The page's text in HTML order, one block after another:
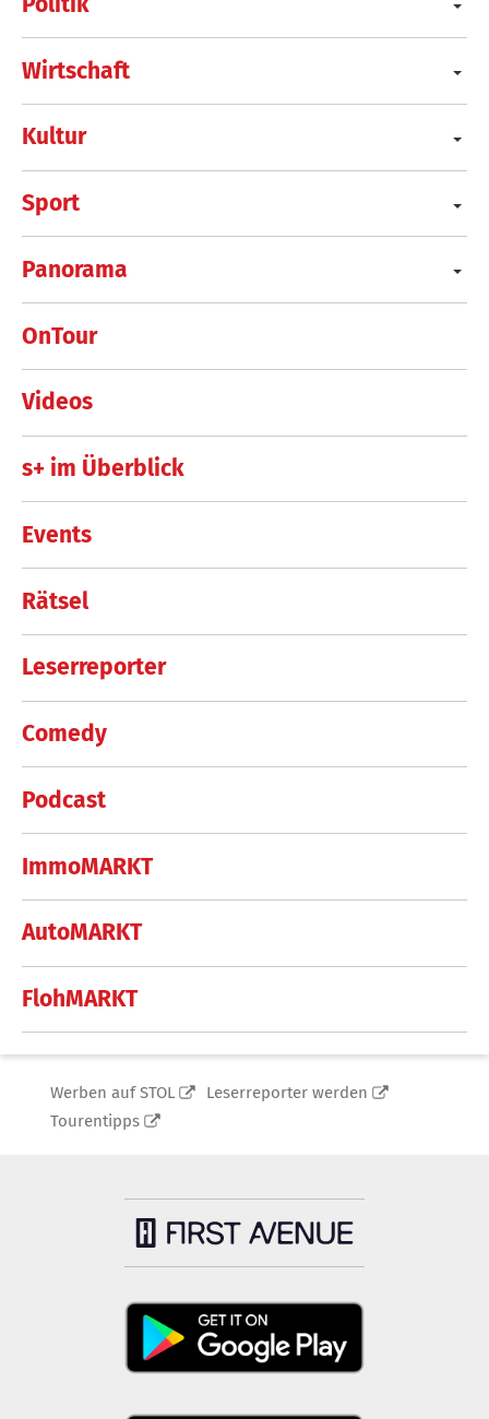
Wirtschaft
Kultur
Sport
Panorama
OnTour
Videos
s+ im Überblick
Events
Rätsel
Leserreporter
Comedy
Podcast
ImmoMARKT
AutoMARKT
FlohMARKT
Werben auf STOL
Leserreporter werden
Tourentipps